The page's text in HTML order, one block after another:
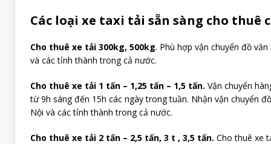
Các loại xe taxi tải sẵn sàng cho thuê
Cho thuê xe tải 300kg, 500kg. Phù hợp vận chuyển đồ
và các tỉnh thành trong cả nước.
Cho thuê xe tải 1 tấn – 1,25 tấn – 1,5 tấn. Vận chuyển
từ 9h sáng đến 15h các ngày trong tuần. Nhận vận chuyển
Nội và các tỉnh thành trong cả nước.
Cho thuê xe tải 2 tấn – 2,5 tấn, 3 t , 3,5 tấn. Cho thuê xe